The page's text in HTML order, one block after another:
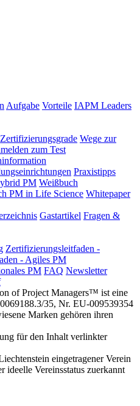
Aufgabe Vorteile IAPM Leaders
Zertifizierungsgrade Wege zur
zum Test
Praxistipps
PM Weißbuch
PM in Life Science Whitepaper
Gastartikel Fragen &
Zertifizierungsleitfaden -
- Agiles PM
PM FAQ Newsletter
of Project Managers™ ist eine
35, Nr. EU-009539354
Marken gehören ihren
für den Inhalt verlinkter
eingetragener Verein
ideelle Vereinsstatus zuerkannt